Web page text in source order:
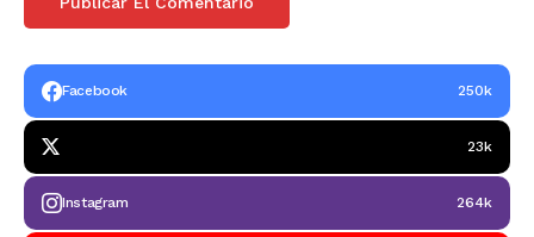
Facebook 250k
23k
Instagram 264k